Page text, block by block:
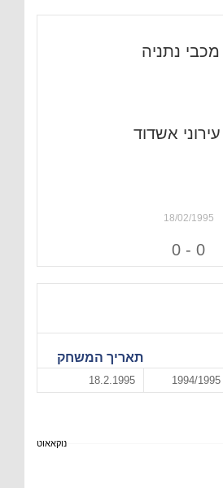
מכבי נתניה
אשדוד
18/02/1995
0
-
0
תאריך המשחק
18.2.1995
נוקאאוט